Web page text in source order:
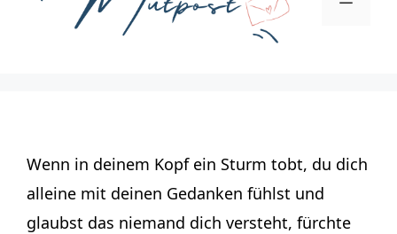
Wenn in deinem Kopf ein Sturm tobt, du dich
alleine mit deinen Gedanken fühlst und
glaubst das niemand dich versteht, fürchte